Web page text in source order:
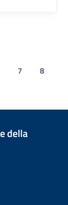
7
8
della